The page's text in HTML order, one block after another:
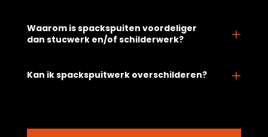
Waarom is spackspuiten voordeliger
dan stucwerk en/of schilderwerk?
Kan ik spackspuitwerk overschilderen?